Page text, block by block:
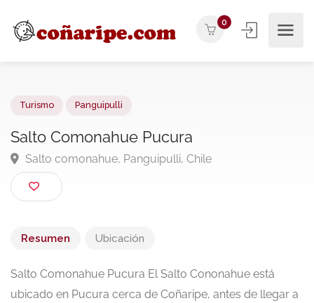
0
Salto Comonahue Pucura
Salto comonahue, Panguipulli, Chile
Resumen Ubicación
Salto Comonahue Pucura El Salto Cononahue está
ubicado en Pucura cerca de Coñaripe, antes de llegar a